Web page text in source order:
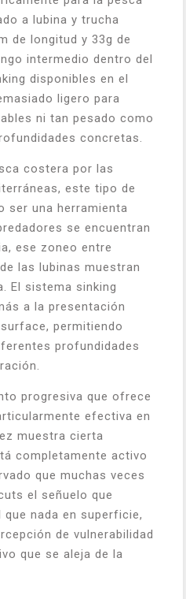
a lubina y trucha
de longitud y 33g de
intermedio dentro del
disponibles en el
ligero para
ni tan pesado como
concretas.
costera por las
este tipo de
ser una herramienta
se encuentran
ese zoneo entre
las lubinas muestran
El sistema sinking
a la presentación
permitiendo
profundidades
progresiva que ofrece
efectiva en
muestra cierta
completamente activo
que muchas veces
el señuelo que
nada en superficie,
de vulnerabilidad
que se aleja de la